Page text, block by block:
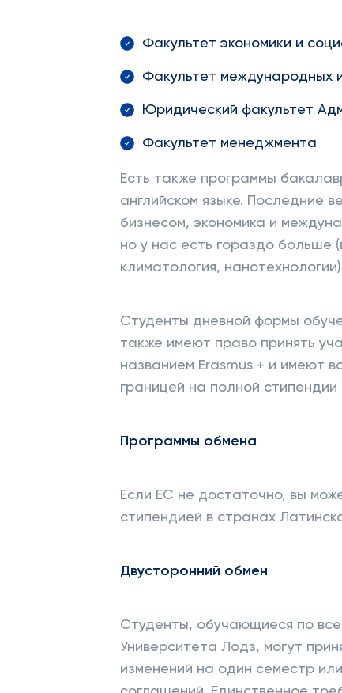
Факультет экономики и
Факультет международных
Юридический факультет
Факультет менеджмента
Есть также программы
английском языке. Последние
бизнесом, экономика и
но у нас есть гораздо больше
климатология, нанотехнологии)
Студенты дневной формы
также имеют право принять
названием Erasmus + и имеют
границей на полной
Программы обмена
Если ЕС не достаточно, вы
стипендией в странах
Двусторонний обмен
Студенты, обучающиеся по
Университета Лодз, могут
изменений на один семестр